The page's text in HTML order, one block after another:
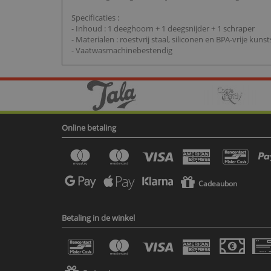
Specificaties :
- Inhoud : 1 deeghoorn + 1 deegsnijder + 1 schraper
- Materialen : roestvrij staal, siliconen en BPA-vrije
- Vaatwasmachinebestendig
Online betaling
Cadeaubon
Betaling in de winkel